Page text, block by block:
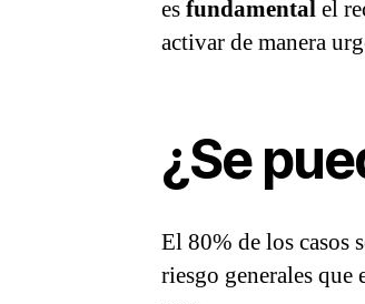
esfundamentalel
activar de manera
¿Se
El 80% de los casos
riesgo generales